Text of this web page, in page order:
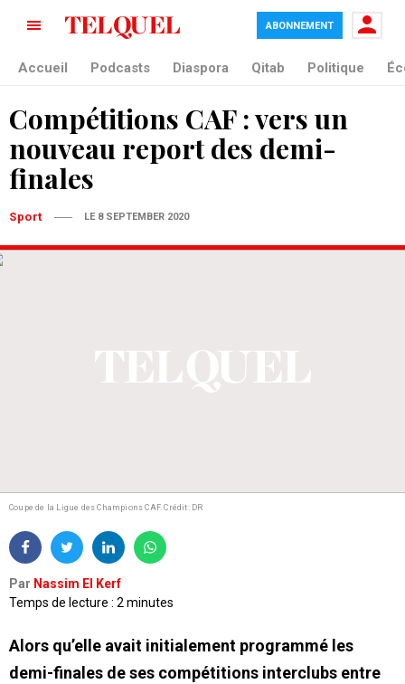
ABONNEMENT
Accueil Podcasts Diaspora Qitab Politique
Compétitions CAF : vers un
nouveau report des demi-
finales
Sport LE 8 SEPTEMBER 2020
Coupe de la Ligue des Champions CAF.Crédit: DR
Par Nassim El Kerf
Temps de lecture : 2 minutes
Alors qu’elle avait initialement programmé les
demi-finales de ses compétitions interclubs entre